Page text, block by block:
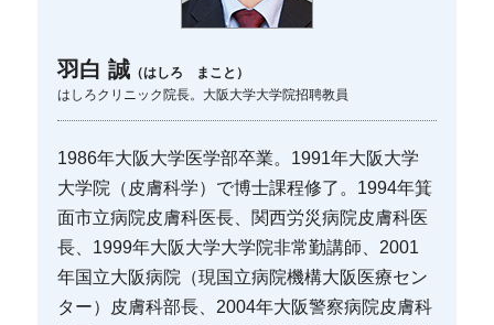
羽白 誠 （はしろ まこと）
はしろクリニック院長。大阪大学大学院招聘教員
1986年大阪大学医学部卒業。1991年大阪大学
大学院（皮膚科学）で博士課程修了。1994年箕
面市立病院皮膚科医長、関西労災病院皮膚科医
長、1999年大阪大学大学院非常勤講師、2001
年国立大阪病院（現国立病院機構大阪医療セン
ター）皮膚科部長、2004年大阪警察病院皮膚科